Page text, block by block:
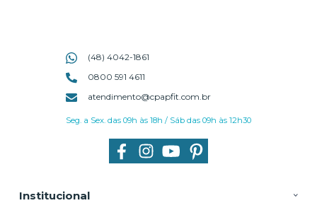
Institucional
(48) 4042-1861
0800 591 4611
atendimento@cpapfit.com.br
Seg. a Sex. das 09h às 18h / Sáb das 09h às 12h30